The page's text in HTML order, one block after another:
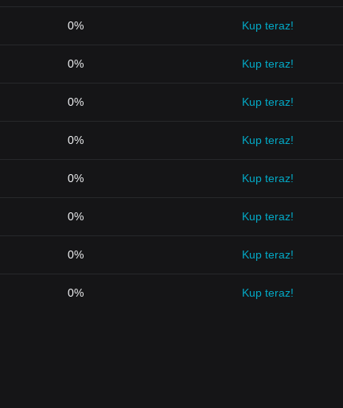
0% Kup teraz!
0% Kup teraz!
0% Kup teraz!
0% Kup teraz!
0% Kup teraz!
0% Kup teraz!
0% Kup teraz!
0% Kup teraz!